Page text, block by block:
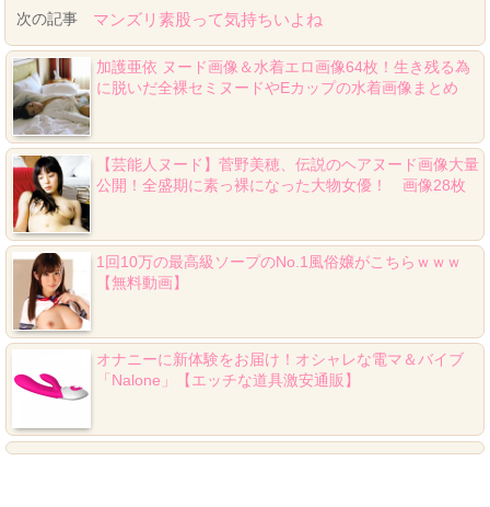
次の記事 マンズリ素股って気持ちいよね
加護亜依 ヌード画像＆水着エロ画像64枚！生き残る為
に脱いだ全裸セミヌードやEカップの水着画像まとめ
【芸能人ヌード】菅野美穂、伝説のヘアヌード画像大量
公開！全盛期に素っ裸になった大物女優！ 画像28枚
1回10万の最高級ソープのNo.1風俗嬢がこちらｗｗｗ
【無料動画】
オナニーに新体験をお届け！オシャレな電マ＆バイブ
「Nalone」【エッチな道具激安通販】